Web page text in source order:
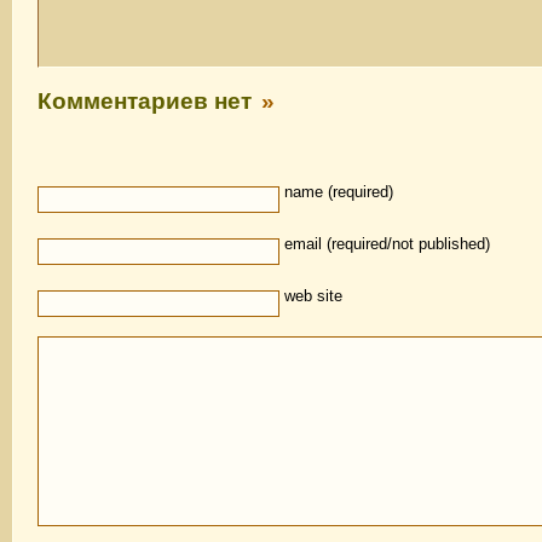
Комментариев нет »
name (required)
email (required/not published)
web site